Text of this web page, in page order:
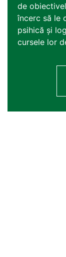
de
încerc să le
psihică și
cursele lor